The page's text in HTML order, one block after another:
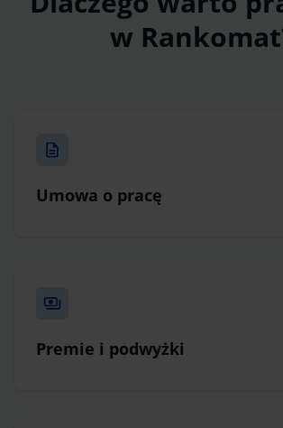
w
Umowa o pracę
Premie i podwyżki